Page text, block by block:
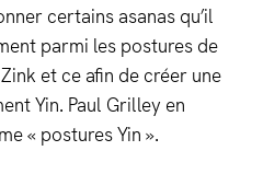
certains asanas qu’il
parmi les postures de
et ce afin de créer une
Yin. Paul Grilley en
« postures Yin ».